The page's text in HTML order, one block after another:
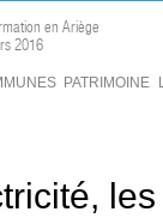
en Ariège
2016
PATRIMOINE